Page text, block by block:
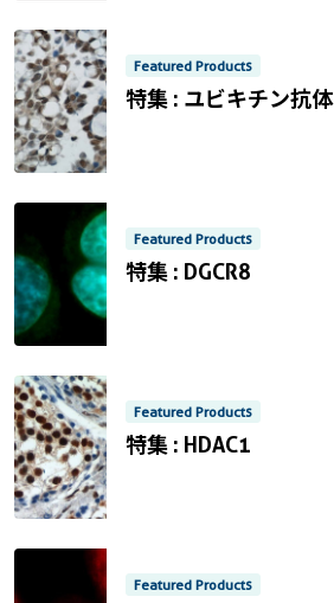
Featured Products
特集 : ユビキチン抗体
Featured Products
特集 : DGCR8
Featured Products
特集 : HDAC1
Featured Products